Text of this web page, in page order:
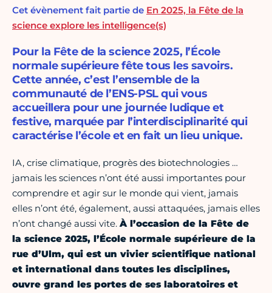
Cet évènement fait partie de En 2025, la Fête de la
science explore les intelligence(s)
Pour la Fête de la science 2025, l’École
normale supérieure fête tous les savoirs.
Cette année, c’est l’ensemble de la
communauté de l’ENS-PSL qui vous
accueillera pour une journée ludique et
festive, marquée par l’interdisciplinarité qui
caractérise l’école et en fait un lieu unique.
IA, crise climatique, progrès des biotechnologies …
jamais les sciences n’ont été aussi importantes pour
comprendre et agir sur le monde qui vient, jamais
elles n’ont été, également, aussi attaquées, jamais elles
n’ont changé aussi vite. À l’occasion de la Fête de
la science 2025, l’École normale supérieure de la
rue d’Ulm, qui est un vivier scientifique national
et international dans toutes les disciplines,
ouvre grand les portes de ses laboratoires et